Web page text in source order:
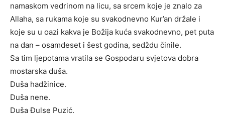
namaskom vedrinom na licu, sa srcem koje je znalo za
Allaha, sa rukama koje su svakodnevno Kur’an držale i
koje su u oazi kakva je Božija kuća svakodnevno, pet puta
na dan – osamdeset i šest godina, sedždu činile.
Sa tim ljepotama vratila se Gospodaru svjetova dobra
mostarska duša.
Duša hadžinice.
Duša nene.
Duša Đulse Puzić.